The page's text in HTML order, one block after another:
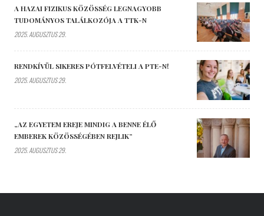
A HAZAI FIZIKUS KÖZÖSSÉG LEGNAGYOBB
TUDOMÁNYOS TALÁLKOZÓJA A TTK-N
2025. AUGUSZTUS 29.
RENDKÍVÜL SIKERES PÓTFELVÉTELI A PTE-N!
2025. AUGUSZTUS 29.
„AZ EGYETEM EREJE MINDIG A BENNE ÉLŐ
EMBEREK KÖZÖSSÉGÉBEN REJLIK”
2025. AUGUSZTUS 29.